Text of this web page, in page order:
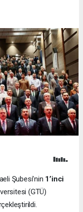
Şubesi’nin 1’inci
(GTÜ)